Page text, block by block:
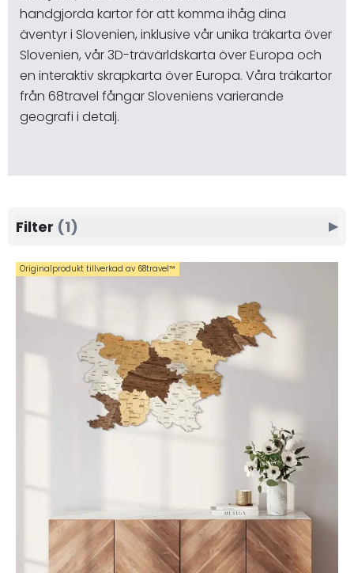
handgjorda kartor för att komma ihåg dina
äventyr i Slovenien, inklusive vår unika träkarta över
Slovenien, vår 3D-trävärldskarta över Europa och
en interaktiv skrapkarta över Europa. Våra träkartor
från 68travel fångar Sloveniens varierande
geografi i detalj.
Originalprodukt tillverkad av 68travel™️
Filter (1) ▶